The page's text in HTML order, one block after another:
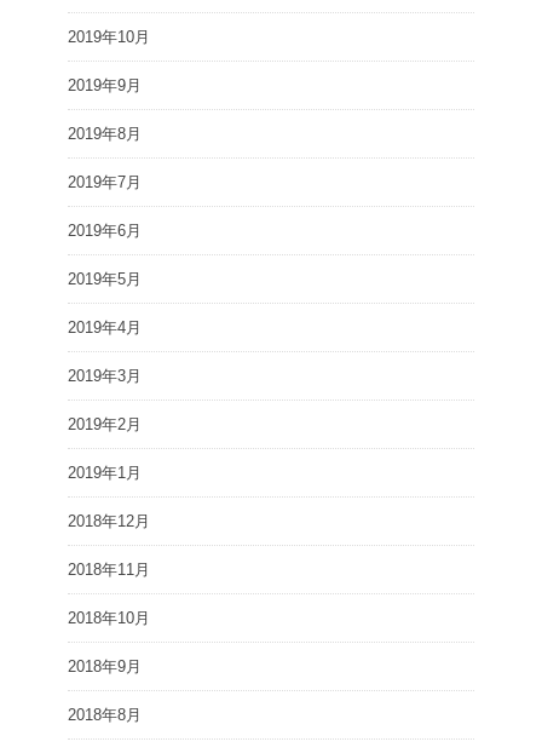
2019年10月
2019年9月
2019年8月
2019年7月
2019年6月
2019年5月
2019年4月
2019年3月
2019年2月
2019年1月
2018年12月
2018年11月
2018年10月
2018年9月
2018年8月